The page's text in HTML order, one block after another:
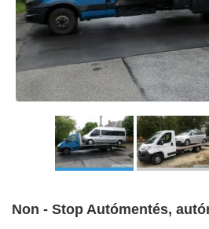
Non - Stop Autómentés,